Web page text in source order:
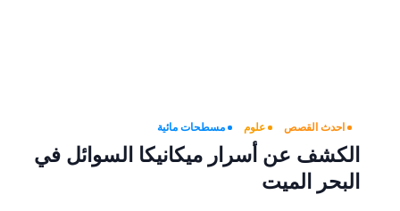
احدث القصص علوم مسطحات مائية
الكشف عن أسرار ميكانيكا السوائل في
البحر الميت